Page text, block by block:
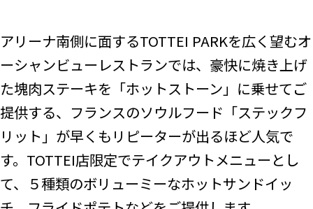
アリーナ南側に面するTOTTEI PARKを広く望むオ
ーシャンビューレストランでは、豪快に焼き上げ
た塊肉ステーキを「ホットストーン」に乗せてご
提供する、フランスのソウルフード「ステックフ
リット」が早くもリピーターが出るほど人気で
す。TOTTEI店限定でテイクアウトメニューとし
て、５種類のボリューミーなホットサンドイッ